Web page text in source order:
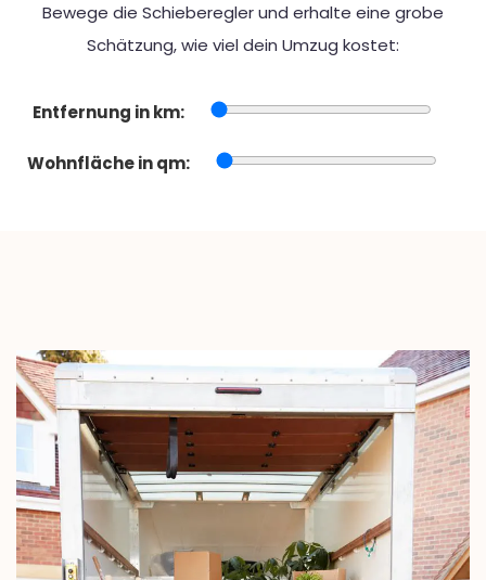
Bewege die Schieberegler und erhalte eine grobe
Schätzung, wie viel dein Umzug kostet:
Entfernung in km:
Wohnfläche in qm: